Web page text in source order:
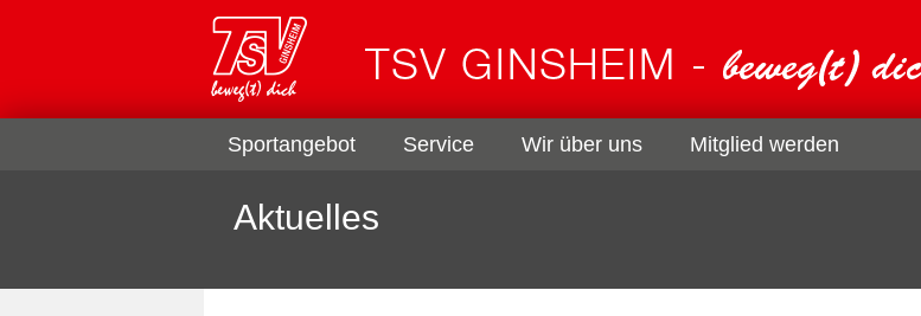
Sportangebot Service Wir über uns Mitglied werden
Aktuelles